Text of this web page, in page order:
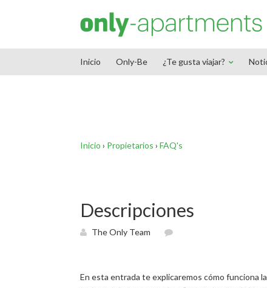
Inicio Only-Be ¿Te gusta viajar?
Inicio › Propietarios › FAQ's
Descripciones
The Only Team
En esta entrada te explicaremos cómo funciona